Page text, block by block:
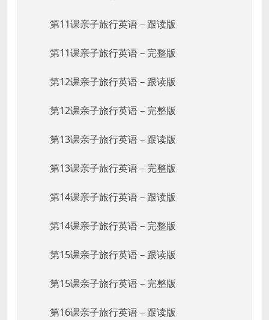
第11课亲子旅行英语－跟读版
第11课亲子旅行英语－完整版
第12课亲子旅行英语－跟读版
第12课亲子旅行英语－完整版
第13课亲子旅行英语－跟读版
第13课亲子旅行英语－完整版
第14课亲子旅行英语－跟读版
第14课亲子旅行英语－完整版
第15课亲子旅行英语－跟读版
第15课亲子旅行英语－完整版
第16课亲子旅行英语－跟读版